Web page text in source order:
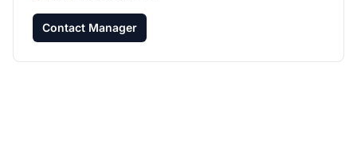
Contact Manager